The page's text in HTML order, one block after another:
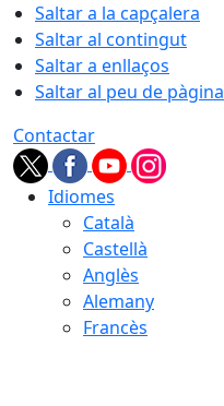
Saltar a la capçalera
Saltar al contingut
Saltar a enllaços
Saltar al peu de pàgina
Contactar
Idiomes
Català
Castellà
Anglès
Alemany
Francès